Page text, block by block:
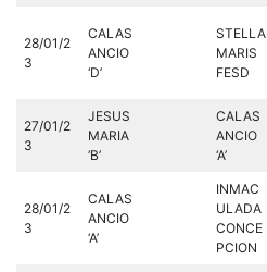
28/01/2
3
CALAS
ANCIO
‘D’
STELLA
MARIS
FESD
27/01/2
3
JESUS
MARIA
‘B’
CALAS
ANCIO
‘A’
28/01/2
3
CALAS
ANCIO
‘A’
INMAC
ULADA
CONCE
PCION